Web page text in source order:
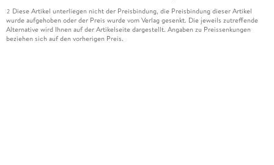
2 Diese Artikel unterliegen nicht der Preisbindung, die Preisbindung dieser Artikel
wurde aufgehoben oder der Preis wurde vom Verlag gesenkt. Die jeweils zutreffende
Alternative wird Ihnen auf der Artikelseite dargestellt. Angaben zu Preissenkungen
beziehen sich auf den vorherigen Preis.